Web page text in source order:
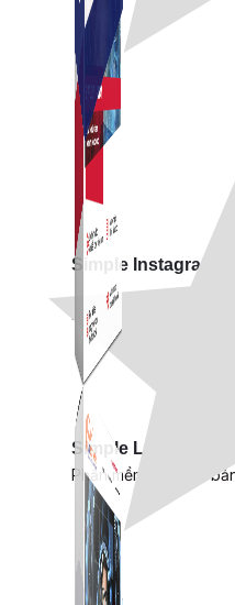
Simple Live
Phần mềm tạo kịch
Simple Instagram
Phần mềm gửi follow,